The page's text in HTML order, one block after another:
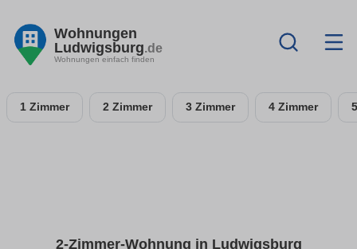
Wohnungen
Ludwigsburg.de
Wohnungen einfach finden
1 Zimmer 2 Zimmer 3 Zimmer 4 Zimmer
2-Zimmer-Wohnung in Ludwigsburg